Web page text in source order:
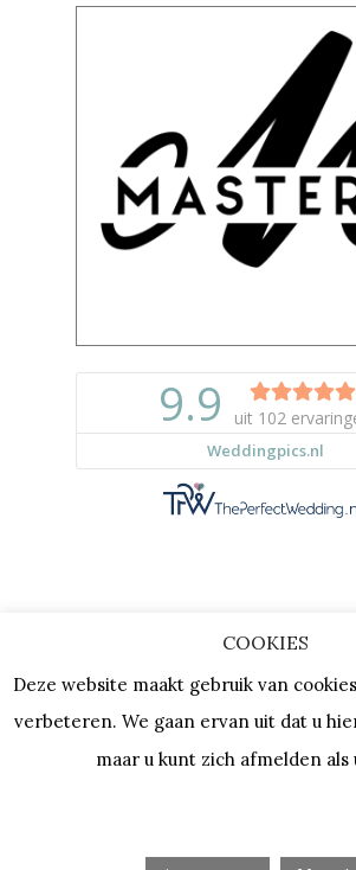
| KVK: 64667154 |
COOKIES
Deze website maakt gebruik van
verbeteren. We gaan ervan uit dat u
maar u kunt zich afmelden als